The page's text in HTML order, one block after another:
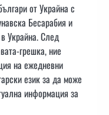
от Украйна с
Бесарабия и
Украйна. След
грешка, ние
на ежедневни
език за да може
информация за